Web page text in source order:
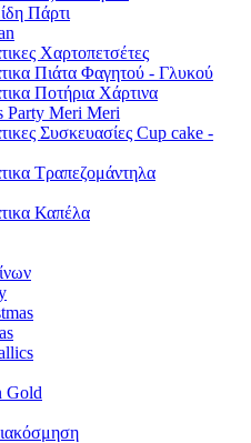
Πάρτι
Χαρτοπετσέτες
Πιάτα Φαγητού - Γλυκού
Ποτήρια Χάρτινα
Party Meri Meri
Συσκευασίες Cup cake -
Τραπεζομάντηλα
Καπέλα
Gold